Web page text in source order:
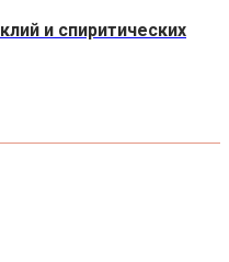
и спиритических